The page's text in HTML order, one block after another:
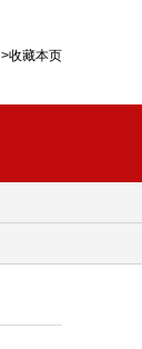
>收藏本页